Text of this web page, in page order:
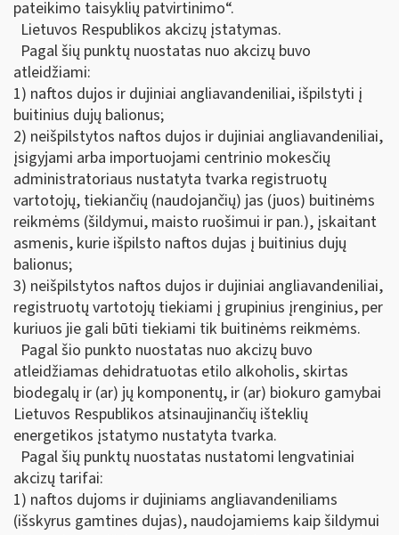
pateikimo taisyklių patvirtinimo“.
Lietuvos Respublikos akcizų įstatymas.
Pagal šių punktų nuostatas nuo akcizų buvo
atleidžiami:
1) naftos dujos ir dujiniai angliavandeniliai, išpilstyti į
buitinius dujų balionus;
2) neišpilstytos naftos dujos ir dujiniai angliavandeniliai,
įsigyjami arba importuojami centrinio mokesčių
administratoriaus nustatyta tvarka registruotų
vartotojų, tiekiančių (naudojančių) jas (juos) buitinėms
reikmėms (šildymui, maisto ruošimui ir pan.), įskaitant
asmenis, kurie išpilsto naftos dujas į buitinius dujų
balionus;
3) neišpilstytos naftos dujos ir dujiniai angliavandeniliai,
registruotų vartotojų tiekiami į grupinius įrenginius, per
kuriuos jie gali būti tiekiami tik buitinėms reikmėms.
Pagal šio punkto nuostatas nuo akcizų buvo
atleidžiamas dehidratuotas etilo alkoholis, skirtas
biodegalų ir (ar) jų komponentų, ir (ar) biokuro gamybai
Lietuvos Respublikos atsinaujinančių išteklių
energetikos įstatymo nustatyta tvarka.
Pagal šių punktų nuostatas nustatomi lengvatiniai
akcizų tarifai:
1) naftos dujoms ir dujiniams angliavandeniliams
(išskyrus gamtines dujas), naudojamiems kaip šildymui